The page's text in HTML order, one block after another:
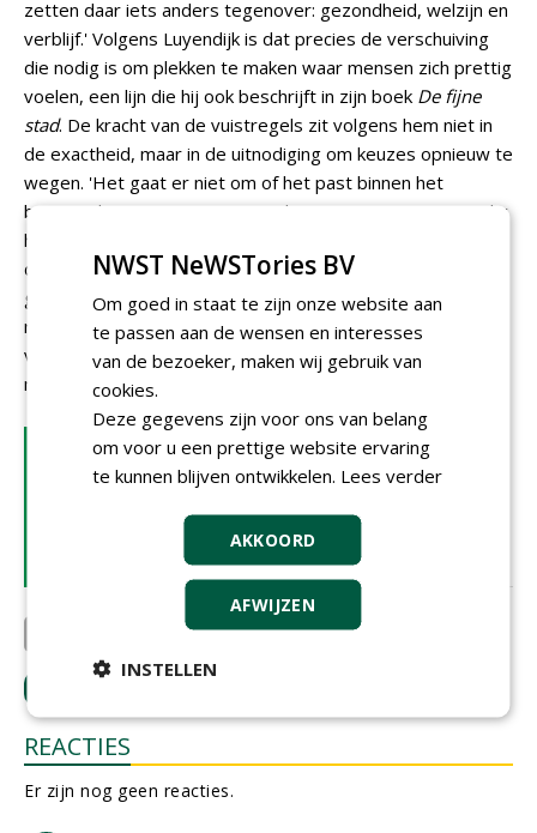
zetten daar iets anders tegenover: gezondheid, welzijn en
verblijf.' Volgens Luyendijk is dat precies de verschuiving
die nodig is om plekken te maken waar mensen zich prettig
voelen, een lijn die hij ook beschrijft in zijn boek De fijne
stad. De kracht van de vuistregels zit volgens hem niet in
de exactheid, maar in de uitnodiging om keuzes opnieuw te
wegen. 'Het gaat er niet om of het past binnen het
bestaande systeem, maar om de vraag wat mensen nodig
hebben voor een gezonde leefomgeving.' Juist cijfers als
de 25 procent beweegvriendelijke ruimte maken dat
gesprek concreet, zeker als je ze afzet tegen het grote
ruimtebeslag van mobiliteit. Daarmee leggen de
vuistregels volgens Luyendijk niet zozeer vast hoe het
moet, maar waarover het gesprek zou moeten gaan.
LEES OOK
Voorbij de 3-30-300 regel: tijd
Nederland past
07-06-2023 | ARTIKEL
Sweco Nederland B.V. Norminstituut Bomen
REACTIES
Er zijn nog geen reacties.
NWST NeWSTories BV
Om goed in staat te zijn onze website aan
te passen aan de wensen en interesses
van de bezoeker, maken wij gebruik van
cookies.
Deze gegevens zijn voor ons van belang
om voor u een prettige website ervaring
te kunnen blijven ontwikkelen. Lees verder
AKKOORD
AFWIJZEN
INSTELLEN